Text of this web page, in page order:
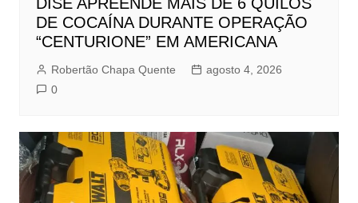
DE COCAÍNA DURANTE OPERAÇÃO
“CENTURIONE” EM AMERICANA
Robertão Chapa Quente
agosto 4, 2026
0